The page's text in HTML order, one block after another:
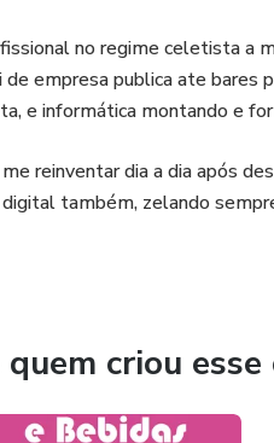
no regime celetista a
empresa publica ate bares
e informática montando e
reinventar dia a dia após
também, zelando
criou